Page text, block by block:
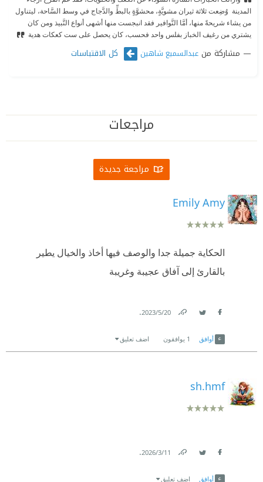
المدينة ‫ وُضِعت ثلاثة ثيران مشويَّةٍ، محشوَّةٍ بالبطِّ والدَّجاج في وسط السَّاحة، ليتناول
من يشاء شريحةً منها، أمَّا النَّوافير فقد انبجست منها أشهى أنواع النَّبيذ ومن كان
يشتري من رغيف الخباز بفلس واحد فحسب، كان يحصل على ست كعكات هدية
مشاركة من عبدالسميع شاهين كل الاقتباسات
مراجعات
مراجعة جديدة
Emily Amy
الحكاية جميلة جدا والوصف فيها أخاذ والخيال يطير
بالقارئ إلى آفاق عجيبة وغريبة
20‏/5‏/2023
.
أوافق 1 يوافقون اضف تعليق
sh.hmf
11‏/3‏/2026
.
أوافق اضف تعليق